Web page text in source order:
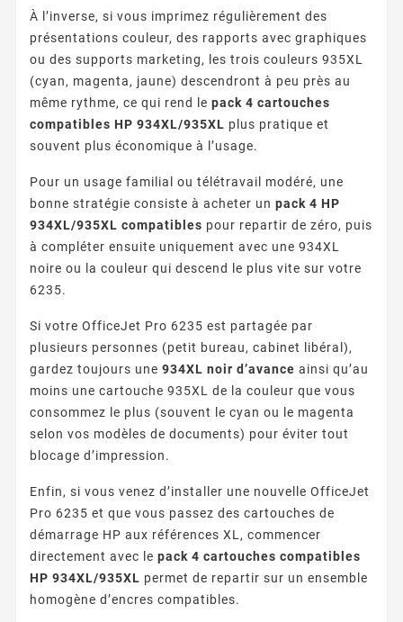
À l’inverse, si vous imprimez régulièrement des
présentations couleur, des rapports avec graphiques
ou des supports marketing, les trois couleurs 935XL
(cyan, magenta, jaune) descendront à peu près au
même rythme, ce qui rend le pack 4 cartouches
compatibles HP 934XL/935XL plus pratique et
souvent plus économique à l’usage.
Pour un usage familial ou télétravail modéré, une
bonne stratégie consiste à acheter un pack 4 HP
934XL/935XL compatibles pour repartir de zéro, puis
à compléter ensuite uniquement avec une 934XL
noire ou la couleur qui descend le plus vite sur votre
6235.
Si votre OfficeJet Pro 6235 est partagée par
plusieurs personnes (petit bureau, cabinet libéral),
gardez toujours une 934XL noir d’avance ainsi qu’au
moins une cartouche 935XL de la couleur que vous
consommez le plus (souvent le cyan ou le magenta
selon vos modèles de documents) pour éviter tout
blocage d’impression.
Enfin, si vous venez d’installer une nouvelle OfficeJet
Pro 6235 et que vous passez des cartouches de
démarrage HP aux références XL, commencer
directement avec le pack 4 cartouches compatibles
HP 934XL/935XL permet de repartir sur un ensemble
homogène d’encres compatibles.